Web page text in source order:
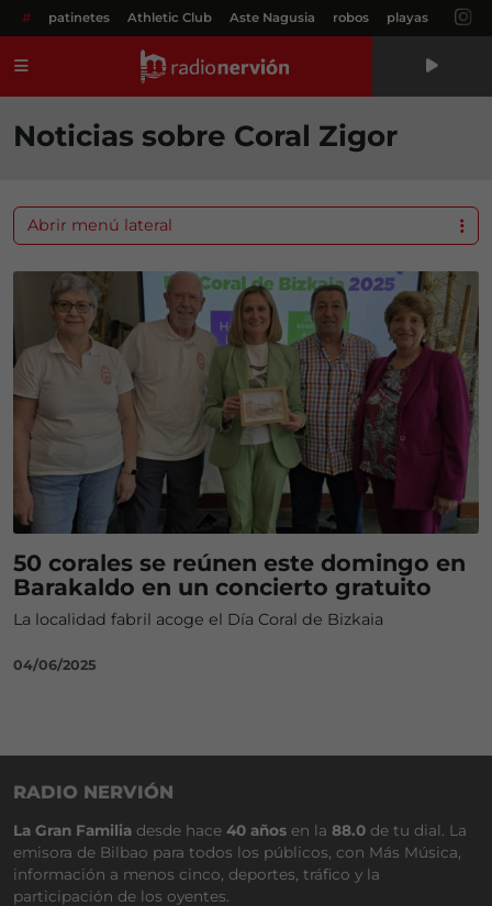
# patinetes Athletic Club Aste Nagusia robos playas
Noticias sobre Coral Zigor
50 corales se reúnen este domingo en
Barakaldo en un concierto gratuito
La localidad fabril acoge el Día Coral de Bizkaia
04/06/2025
Abrir menú lateral
RADIO NERVIÓN
La Gran Familia desde hace 40 años en la 88.0 de tu dial. La
emisora de Bilbao para todos los públicos, con Más Música,
información a menos cinco, deportes, tráfico y la
participación de los oyentes.